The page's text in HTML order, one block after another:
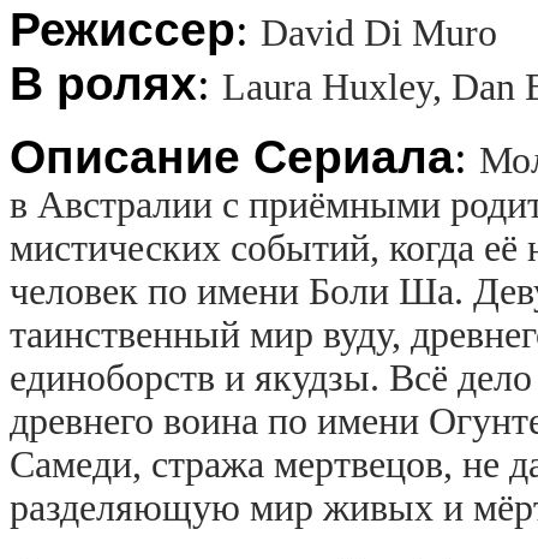
Режиссер: David Di Muro
В ролях: Laura Huxley, Dan
Описание Сериала:
в Австралии с приёмными
мистических событий, когда её
человек по имени Боли Ша.
таинственный мир вуду,
единоборств и якудзы. Всё
древнего воина по имени
Самеди, стража мертвецов, не
разделяющую мир живых и